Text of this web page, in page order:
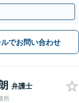
ルでお問い合わせ
弁護士
所